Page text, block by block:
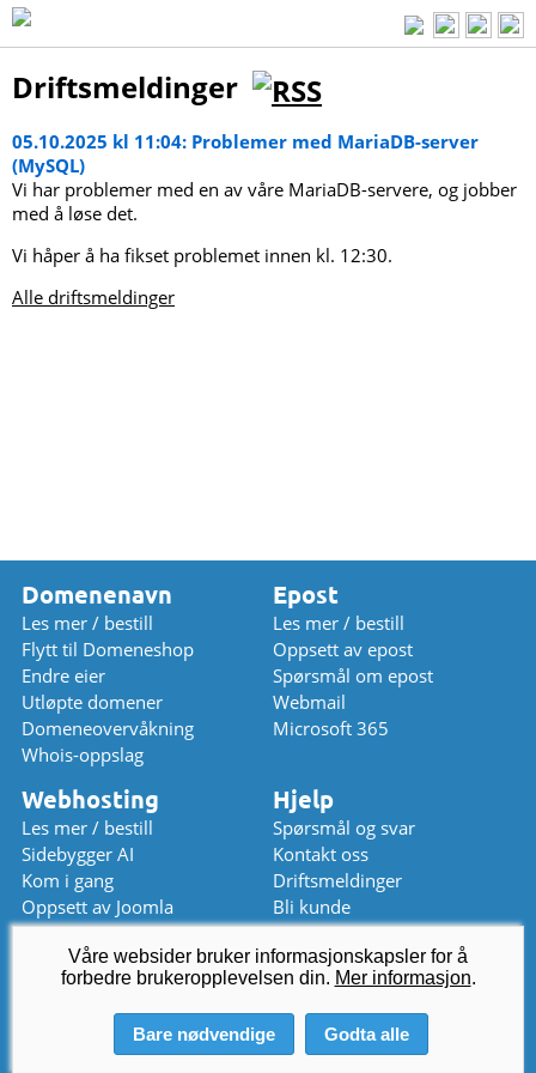
Driftsmeldinger
05.10.2025 kl 11:04: Problemer med MariaDB-server
(MySQL)
Vi har problemer med en av våre MariaDB-servere, og jobber
med å løse det.
Vi håper å ha fikset problemet innen kl. 12:30.
Alle driftsmeldinger
Domenenavn
Les mer / bestill
Flytt til Domeneshop
Endre eier
Utløpte domener
Domeneovervåkning
Whois-oppslag
Epost
Les mer / bestill
Oppsett av epost
Spørsmål om epost
Webmail
Microsoft 365
Webhosting
Les mer / bestill
Sidebygger AI
Kom i gang
Oppsett av Joomla
Oppsett av WordPress
Hjelp
Spørsmål og svar
Kontakt oss
Driftsmeldinger
Bli kunde
Prisliste
Chat (stengt) kundeservice@domeneshop.no
03333 (stengt)
© 2026 Domeneshop AS ·Om oss·
Våre websider bruker informasjonskapsler for å
forbedre brukeropplevelsen din. Mer informasjon.
Bare nødvendige Godta alle